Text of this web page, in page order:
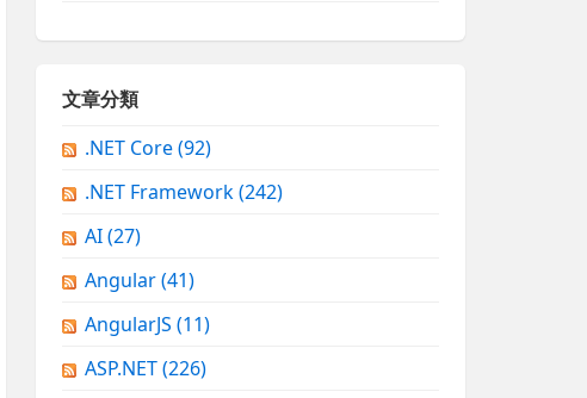
文章分類
.NET Core(92)
.NET Framework(242)
AI(27)
Angular(41)
AngularJS (11)
ASP.NET(226)